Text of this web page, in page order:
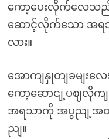
ကော့ပေးလိုက်လေသည်
ဆောင့်လိုက်သော အရသ
လား။
အောကျနှုတျခမျးလေး
ကော့ဆောငျ့ပဈလိုက
အရသာကို အပွညျ့အဝ
ညျ။